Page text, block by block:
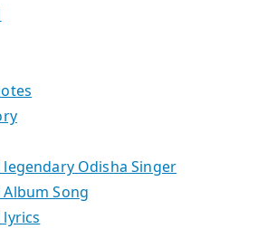
Odisha Singer
Song